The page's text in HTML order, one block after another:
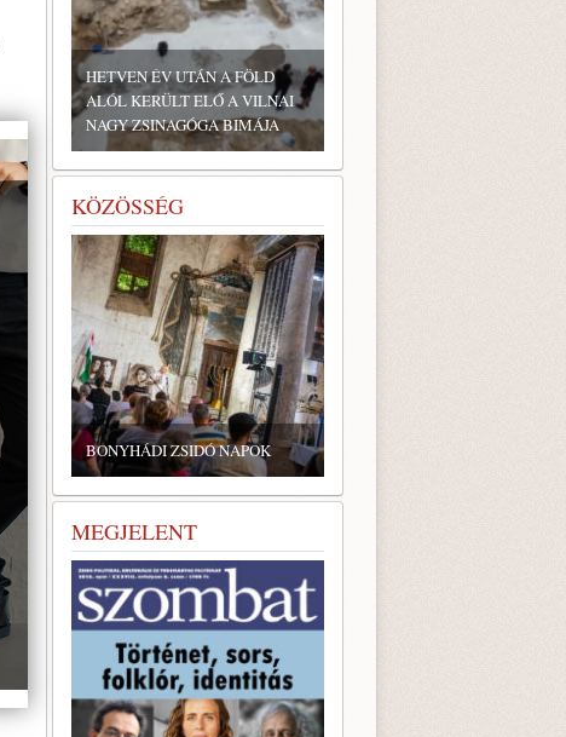
HETVEN ÉV UTÁN A FÖLD
ALÓL KERÜLT ELŐ A VILNAI
NAGY ZSINAGÓGA BIMÁJA
KÖZÖSSÉG
ZSIDÓ GASZTRONÓMIAI
TALÁLKOZÓ A BONYHÁDI
ZSINAGÓGÁBAN
MEGJELENT